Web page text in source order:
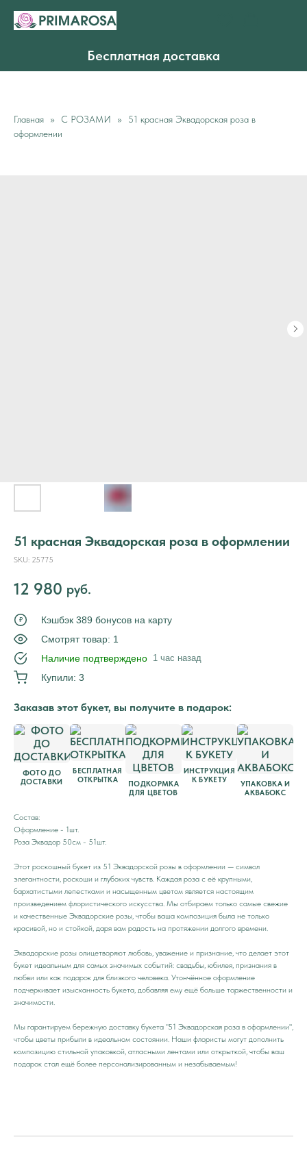
Бесплатная доставка
Главная С РОЗАМИ
51 красная Эквадорская роза в
оформлении
51 красная Эквадорская роза в оформлении
SKU: 25775
12 980 руб.
₽
Кэшбэк 389 бонусов на карту
Смотрят товар: 1
Наличие подтверждено
1 час назад
Купили: 3
Заказав этот букет, вы получите в подарок:
ФОТО ДО
ДОСТАВКИ
БЕСПЛАТНАЯ
ОТКРЫТКА
ПОДКОРМКА
ДЛЯ ЦВЕТОВ
ИНСТРУКЦИЯ
К БУКЕТУ
УПАКОВКА И
АКВАБОКС
Состав:
Оформление - 1шт.
Роза Эквадор 50см - 51шт.
Этот роскошный букет из 51 Эквадорской розы в оформлении — символ
элегантности, роскоши и глубоких чувств. Каждая роза с её крупными,
бархатистыми лепестками и насыщенным цветом является настоящим
произведением флористического искусства. Мы отбираем только самые свежие
и качественные Эквадорские розы, чтобы ваша композиция была не только
красивой, но и стойкой, даря вам радость на протяжении долгого времени.
Эквадорские розы олицетворяют любовь, уважение и признание, что делает этот
букет идеальным для самых значимых событий: свадьбы, юбилея, признания в
любви или как подарок для близкого человека. Утончённое оформление
подчеркивает изысканность букета, добавляя ему ещё больше торжественности и
значимости.
Мы гарантируем бережную доставку букета "51 Эквадорская роза в оформлении",
чтобы цветы прибыли в идеальном состоянии. Наши флористы могут дополнить
композицию стильной упаковкой, атласными лентами или открыткой, чтобы ваш
подарок стал ещё более персонализированным и незабываемым!